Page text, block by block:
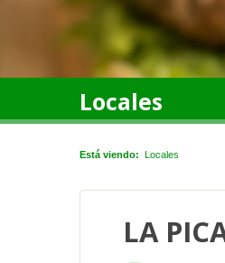
Locales
Está viendo: Locales
LA